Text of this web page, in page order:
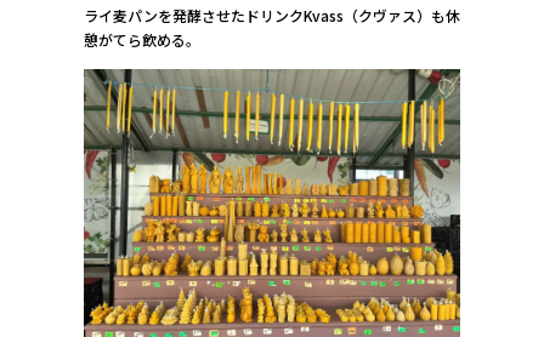
ライ麦パンを発酵させたドリンクKvass（クヴァス）も休
憩がてら飲める。